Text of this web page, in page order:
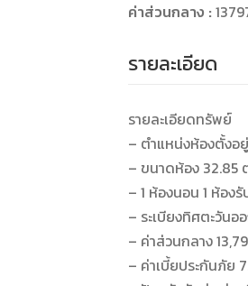
ค่าส่วนกลาง :
รายละเอียด
รายละเอียดทรัพย์
– ตำแหน่งห้องตั้งอ
– ขนาดห้อง 32.85
– 1 ห้องนอน 1 ห้อง
– ระเบียงทิศตะวัน
– ค่าส่วนกลาง
– ค่าเบี้ยประกันภัย